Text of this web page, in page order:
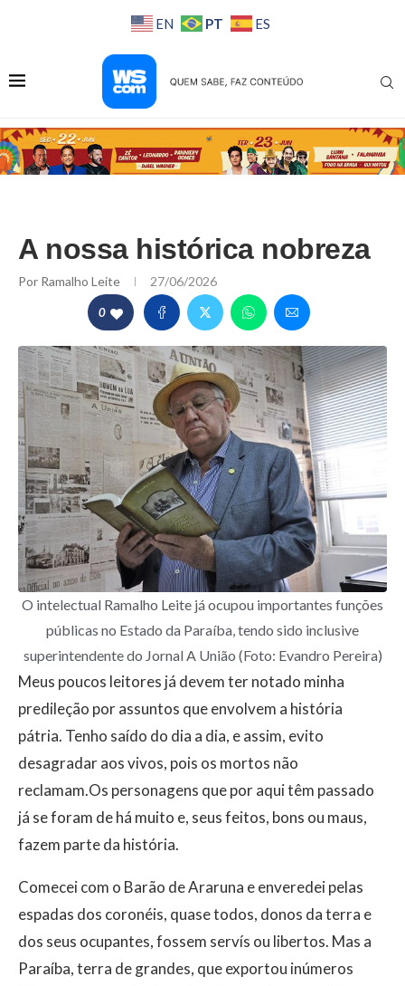
EN PT ES
A nossa histórica nobreza
Por Ramalho Leite 27/06/2026
0
O intelectual Ramalho Leite já ocupou importantes funções
públicas no Estado da Paraíba, tendo sido inclusive
superintendente do Jornal A União (Foto: Evandro Pereira)
Meus poucos leitores já devem ter notado minha
predileção por assuntos que envolvem a história
pátria. Tenho saído do dia a dia, e assim, evito
desagradar aos vivos, pois os mortos não
reclamam.Os personagens que por aqui têm passado
já se foram de há muito e, seus feitos, bons ou maus,
fazem parte da história.
Comecei com o Barão de Araruna e enveredei pelas
espadas dos coronéis, quase todos, donos da terra e
dos seus ocupantes, fossem servís ou libertos. Mas a
Paraíba, terra de grandes, que exportou inúmeros